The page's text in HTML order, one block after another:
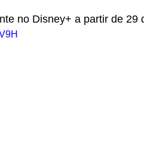
no Disney+ a partir de 29